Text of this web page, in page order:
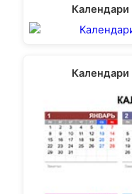
Календари